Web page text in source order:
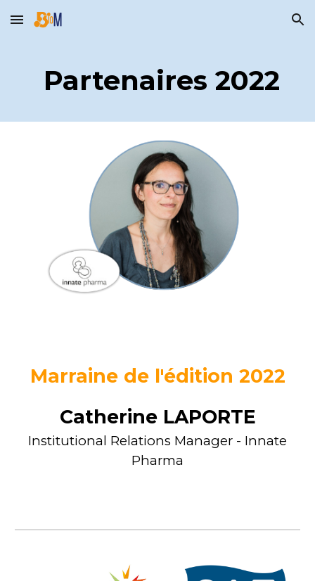
Skip to main content Skip to navigation
Partenaires 2022
Marrainede l'édition 2022
Catherine LAPORTE
Institutional Relations Manager - Innate
Pharma